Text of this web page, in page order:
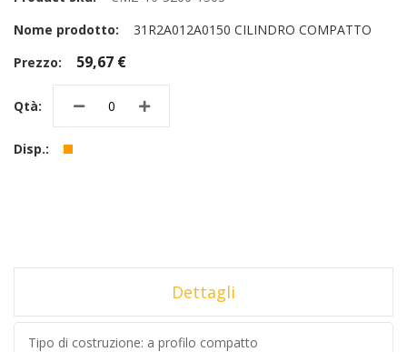
31R2A012A0150 CILINDRO COMPATTO
59,67 €
Dettagli
Tipo di costruzione: a profilo compatto